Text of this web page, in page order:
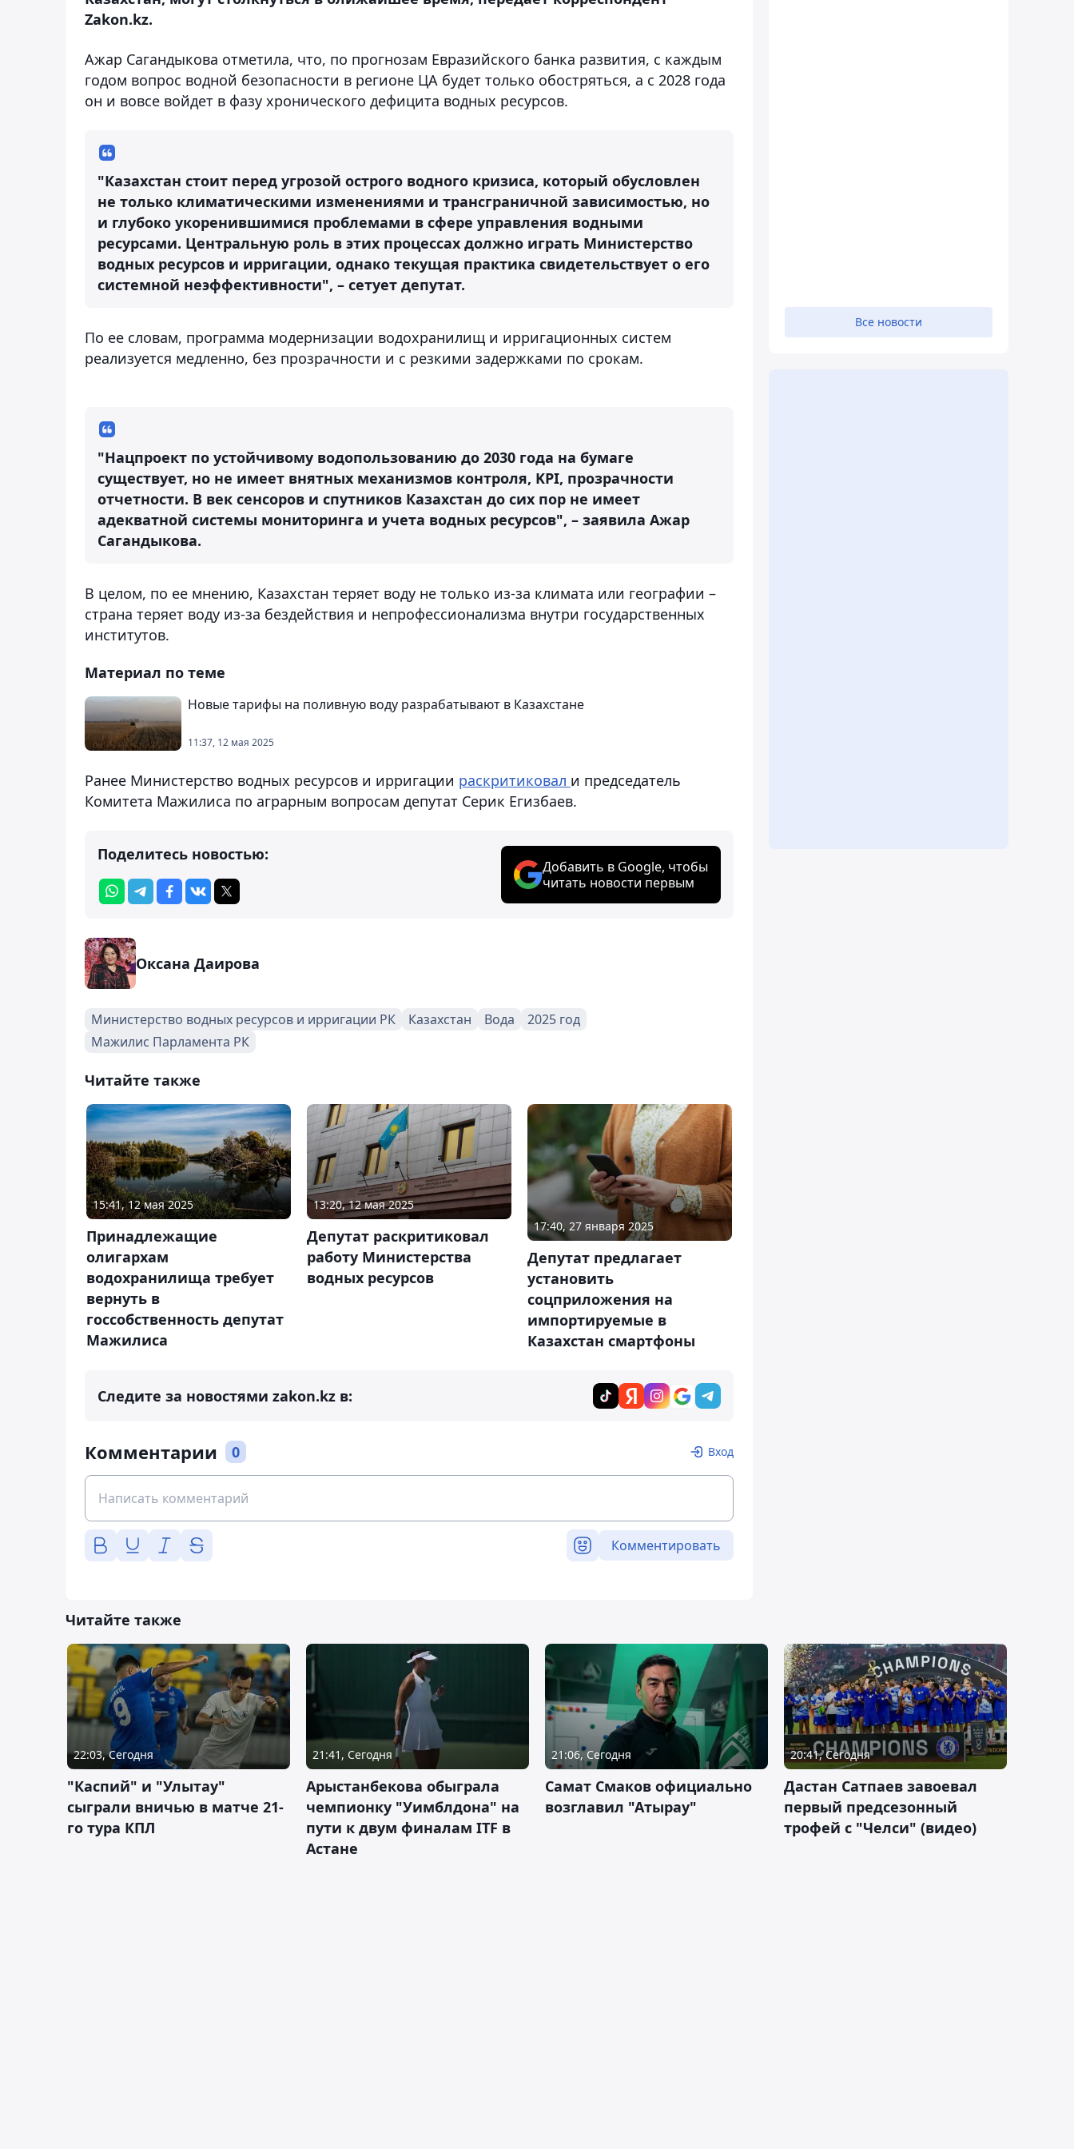
Zakon.kz.
Ажар Сагандыкова отметила, что, по прогнозам Евразийского банка развития, с каждым
годом вопрос водной безопасности в регионе ЦА будет только обостряться, а с 2028 года
он и вовсе войдет в фазу хронического дефицита водных ресурсов.
"Казахстан стоит перед угрозой острого водного кризиса, который обусловлен
не только климатическими изменениями и трансграничной зависимостью, но
и глубоко укоренившимися проблемами в сфере управления водными
ресурсами. Центральную роль в этих процессах должно играть Министерство
водных ресурсов и ирригации, однако текущая практика свидетельствует о его
системной неэффективности", – сетует депутат.
По ее словам, программа модернизации водохранилищ и ирригационных систем
реализуется медленно, без прозрачности и с резкими задержками по срокам.
"Нацпроект по устойчивому водопользованию до 2030 года на бумаге
существует, но не имеет внятных механизмов контроля, KPI, прозрачности
отчетности. В век сенсоров и спутников Казахстан до сих пор не имеет
адекватной системы мониторинга и учета водных ресурсов", – заявила Ажар
Сагандыкова.
В целом, по ее мнению, Казахстан теряет воду не только из-за климата или географии –
страна теряет воду из-за бездействия и непрофессионализма внутри государственных
институтов.
Материал по теме
Новые тарифы на поливную воду разрабатывают в Казахстане
11:37, 12 мая 2025
Ранее Министерство водных ресурсов и ирригации раскритиковал и председатель
Комитета Мажилиса по аграрным вопросам депутат Серик Егизбаев.
Поделитесь новостью:
Добавить в Google, чтобы
читать новости первым
Оксана Даирова
Министерство водных ресурсов и ирригации РК Казахстан Вода
2025 год
Мажилис Парламента РК
Читайте также
15:41, 12 мая 2025
Принадлежащие
олигархам
водохранилища требует
вернуть в
госсобственность депутат
Мажилиса
13:20, 12 мая 2025
Депутат раскритиковал
работу Министерства
водных ресурсов
17:40, 27 января 2025
Депутат предлагает
установить
соцприложения на
импортируемые в
Казахстан смартфоны
Следите за новостями zakon.kz в:
Комментарии 0 Вход
Комментировать
Все новости
Читайте также
22:03, Сегодня
"Каспий" и "Улытау"
сыграли вничью в матче 21-
го тура КПЛ
21:41, Сегодня
Арыстанбекова обыграла
чемпионку "Уимблдона" на
пути к двум финалам ITF в
Астане
21:06, Сегодня
Самат Смаков официально
возглавил "Атырау"
20:41, Сегодня
Дастан Сатпаев завоевал
первый предсезонный
трофей с "Челси" (видео)